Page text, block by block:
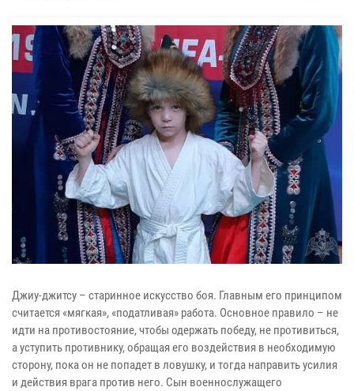
Джиу-джитсу – старинное искусство боя. Главным его принципом
считается «мягкая», «податливая» работа. Основное правило – не
идти на противостояние, чтобы одержать победу, не противиться,
а уступить противнику, обращая его воздействия в необходимую
сторону, пока он не попадет в ловушку, и тогда направить усилия
и действия врага против него. Сын военнослужащего